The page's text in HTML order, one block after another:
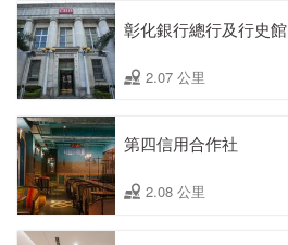
彰化銀行總行及行史館
2.07 公里
第四信用合作社
2.08 公里